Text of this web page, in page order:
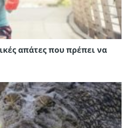
απάτες που πρέπει να